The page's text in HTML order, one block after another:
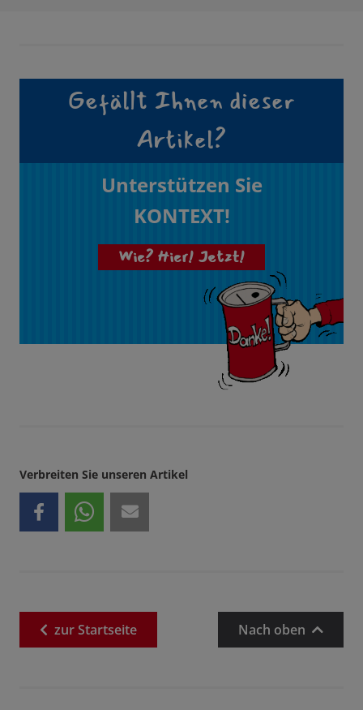
Gefällt Ihnen dieser
Artikel?
Unterstützen Sie
KONTEXT!
Wie? Hier! Jetzt!
Verbreiten Sie unseren Artikel
zurStartseite Nach oben